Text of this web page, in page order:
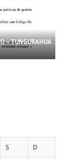
– TUNGURAHUA
S D